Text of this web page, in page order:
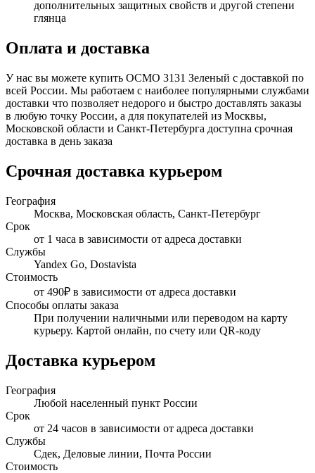
дополнительных защитных свойств и другой степени
глянца
Оплата и доставка
У нас вы можете купить ОСМО 3131 Зеленый с доставкой по
всей России. Мы работаем с наиболее популярными службами
доставки что позволяет недорого и быстро доставлять заказы
в любую точку России, а для покупателей из Москвы,
Московской области и Санкт-Петербурга доступна срочная
доставка в день заказа
Срочная доставка курьером
География
Москва, Московская область, Санкт-Петербург
Срок
от 1 часа в зависимости от адреса доставки
Службы
Yandex Go, Dostavista
Стоимость
от 490₽ в зависимости от адреса доставки
Способы оплаты заказа
При получении наличными или переводом на карту
курьеру. Картой онлайн, по счету или QR-коду
Доставка курьером
География
Любой населенный пункт России
Срок
от 24 часов в зависимости от адреса доставки
Службы
Сдек, Деловые линии, Почта России
Стоимость